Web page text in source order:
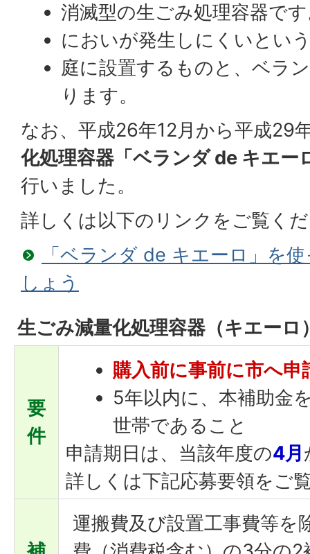
消滅型の生ごみ処理容器で
においが発生しにくいとい
庭に設置するものと、ベラ
ります。
なお、平成26年12月から平成29
化処理容器「ベランダ de キエー
行いました。
詳しくは以下のリンクをご覧く
「ベランダ de キエーロ」を
しょう
生ごみ減量化処理容器（キエー
要
件
購入前に事前に市へ申
5年以内に、本補助金
世帯であること
申請期日は、当該年度の4月
詳しくは下記応募要領をご
運搬費及び設置工事費等を